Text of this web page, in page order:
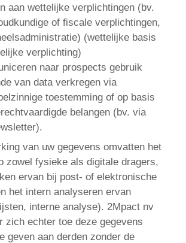
aan wettelijke verplichtingen (bv.
of fiscale verplichtingen,
(wettelijke basis
verplichting)
naar prospects gebruik
van data verkregen via
toestemming of op basis
belangen (bv. via
van uw gegevens omvatten het
zowel fysieke als digitale dragers,
ervan bij post- of elektronische
het intern analyseren ervan
interne analyse). 2Mpact nv
zich echter toe deze gegevens
geven aan derden zonder de